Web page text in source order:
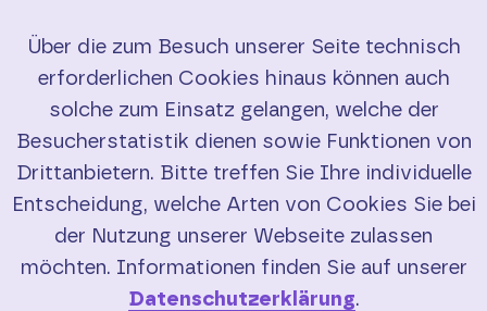
Buchung
Starten Sie Ihre
Radtour mit einem
RadBus
RadBusbuchen
Über die zum Besuch unserer Seite technisch
erforderlichen Cookies hinaus können auch
solche zum Einsatz gelangen, welche der
Besucherstatistik dienen sowie Funktionen von
Drittanbietern. Bitte treffen Sie Ihre individuelle
Entscheidung, welche Arten von Cookies Sie bei
der Nutzung unserer Webseite zulassen
möchten. Informationen finden Sie auf unserer
Datenschutzerklärung.